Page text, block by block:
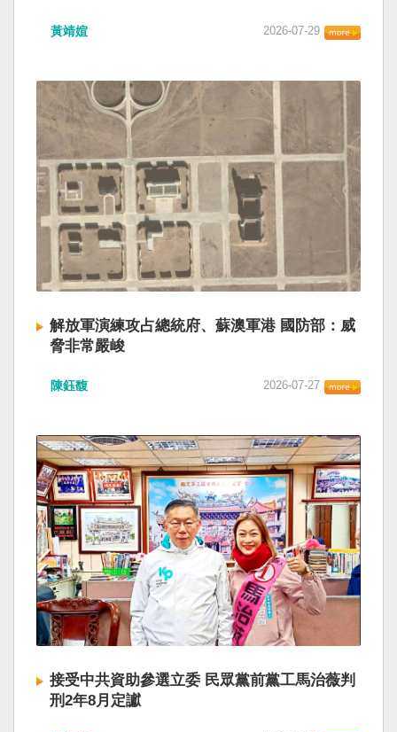
黃靖媗 2026-07-29
解放軍演練攻占總統府、蘇澳軍港 國防部：威
脅非常嚴峻
陳鈺馥 2026-07-27
接受中共資助參選立委 民眾黨前黨工馬治薇判
刑2年8月定讞